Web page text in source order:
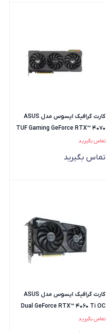
کارت گرافیک ایسوس مدل ASUS
TUF Gaming GeForce RTX™ 4070
Ti SUPER 16GB GDDR6X
تماس بگیرید
تماس بگیرید
کارت گرافیک ایسوس مدل ASUS
Dual GeForce RTX™ 4060 Ti OC
Edition 16GB GDDR6
تماس بگیرید